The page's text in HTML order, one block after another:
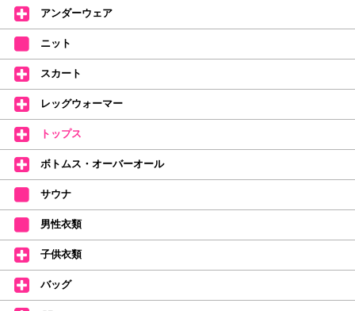
何卒ご理解いただけますようお願い申し上げます
【シューズのフィッティングについて】
全店、ご予約不要です(18:30まで)。タイツ・ソックス・トウパッドを
持参してください。
皆さまのダンスライフをサポートできるようなさまざまな商品をご紹介して
おります。
【新商品はこちらから】 ←ここをクリック♪
アンダーウェア
ニット
スカート
レッグウォーマー
トップス
ボトムス・オーバーオール
サウナ
男性衣類
子供衣類
バッグ